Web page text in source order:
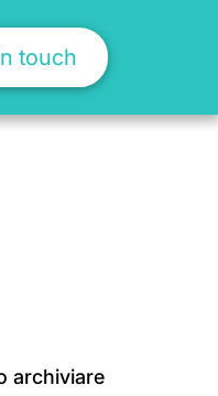
touch
archiviare